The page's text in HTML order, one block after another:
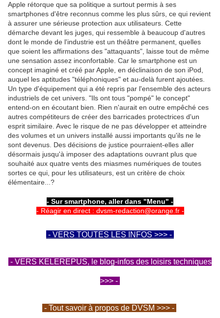
Apple rétorque que sa politique a surtout permis à ses
smartphones d'être reconnus comme les plus sûrs, ce qui revient
à assurer une sérieuse protection aux utilisateurs. Cette
démarche devant les juges, qui ressemble à beaucoup d'autres
dont le monde de l'industrie est un théâtre permanent, quelles
que soient les affirmations des "attaquants", laisse tout de même
une sensation assez inconfortable. Car le smartphone est un
concept imaginé et créé par Apple, en déclinaison de son iPod,
auquel les aptitudes "téléphoniques" et au-delà furent ajoutées.
Un type d'équipement qui a été repris par l'ensemble des acteurs
industriels de cet univers. "Ils ont tous "pompé" le concept"
entend-on en écoutant bien. Rien n'aurait en outre empêché ces
autres compétiteurs de créer des barricades protectrices d'un
esprit similaire. Avec le risque de ne pas développer et atteindre
des volumes et un univers installé aussi importants qu'ils ne le
sont devenus. Des décisions de justice pourraient-elles aller
désormais jusqu'à imposer des adaptations ouvrant plus que
souhaité aux quatre vents des miasmes numériques de toutes
sortes ce qui, pour les utilisateurs, est un critère de choix
élémentaire...?
- Sur smartphone, aller dans "Menu" -
- Réagir en direct : dvsm-redaction@orange.fr -
- VERS TOUTES LES INFOS >>> -
- VERS KELEREPUS, le blog-infos des loisirs techniques
>>> -
- Tout savoir à propos de DVSM >>> -